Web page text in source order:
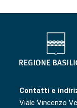
Contatti e
Viale Vincenzo